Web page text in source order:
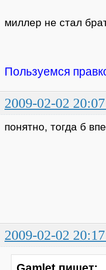
миллер не стал
Пользуемся
2009-02-02
понятно, тогда б
2009-02-02